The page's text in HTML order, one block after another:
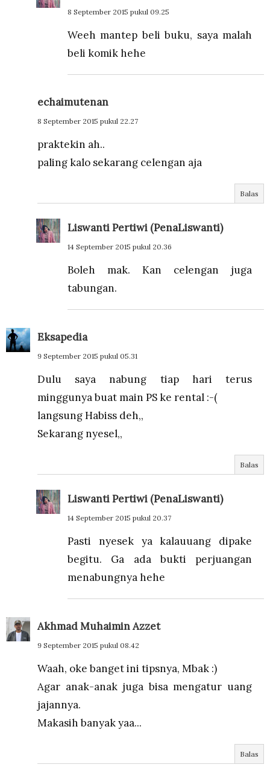
8 September 2015 pukul 09.25
Weeh mantep beli buku, saya malah
beli komik hehe
echaimutenan
8 September 2015 pukul 22.27
praktekin ah..
paling kalo sekarang celengan aja
Balas
Liswanti Pertiwi (PenaLiswanti)
14 September 2015 pukul 20.36
Boleh mak. Kan celengan juga
tabungan.
Eksapedia
9 September 2015 pukul 05.31
Dulu saya nabung tiap hari terus
minggunya buat main PS ke rental :-(
langsung Habiss deh,,
Sekarang nyesel,,
Balas
Liswanti Pertiwi (PenaLiswanti)
14 September 2015 pukul 20.37
Pasti nyesek ya kalauuang dipake
begitu. Ga ada bukti perjuangan
menabungnya hehe
Akhmad Muhaimin Azzet
9 September 2015 pukul 08.42
Waah, oke banget ini tipsnya, Mbak :)
Agar anak-anak juga bisa mengatur uang
jajannya.
Makasih banyak yaa...
Balas